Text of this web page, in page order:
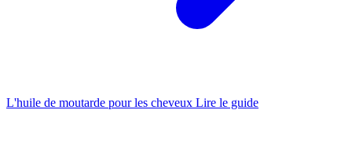
L'huile de moutarde pour les cheveux Lire le guide